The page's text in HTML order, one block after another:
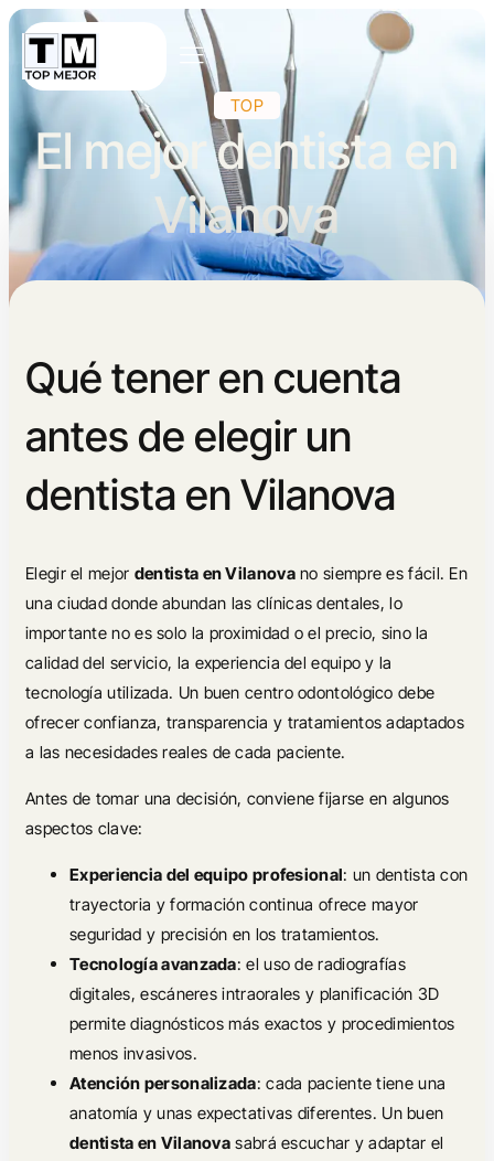
TOP
El mejor dentista en
Vilanova
Qué tener en cuenta
antes de elegir un
dentista en Vilanova
Elegir el mejor dentista en Vilanovano siempre es fácil. En
una ciudad donde abundan las clínicas dentales, lo
importante no es solo la proximidad o el precio, sino la
calidad del servicio, la experiencia del equipo y la
tecnología utilizada. Un buen centro odontológico debe
ofrecer confianza, transparencia y tratamientos adaptados
a las necesidades reales de cada paciente.
Antes de tomar una decisión, conviene fijarse en algunos
aspectos clave:
Experiencia del equipo profesional: un dentista con
trayectoria y formación continua ofrece mayor
seguridad y precisión en los tratamientos.
Tecnología avanzada: el uso de radiografías
digitales, escáneres intraorales y planificación 3D
permite diagnósticos más exactos y procedimientos
menos invasivos.
Atención personalizada: cada paciente tiene una
anatomía y unas expectativas diferentes. Un buen
dentista en Vilanova sabrá escuchar y adaptar el